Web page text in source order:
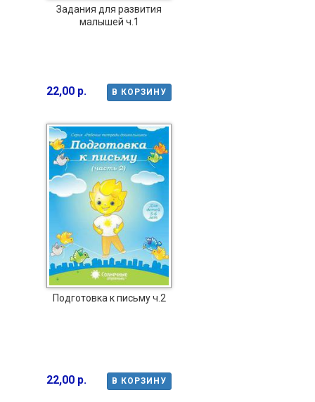
Задания для развития
малышей ч.1
В КОРЗИНУ
22,00 р.
Подготовка к письму ч.2
В КОРЗИНУ
22,00 р.